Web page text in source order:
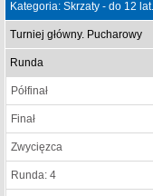
Kategoria: Skrzaty - do 12
Turniej główny. Pucharowy
Runda
Półfinał
Finał
Zwycięzca
Runda: 4